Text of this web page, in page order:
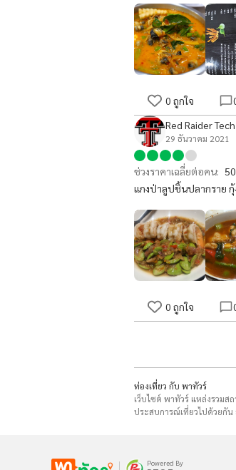
0 ถูกใจ
Red Raider Tech
29 ธันวาคม 2021
ช่วงราคาเฉลี่ยต่อคน:
แกงป่าลูปชิ้นปลากราย
0 ถูกใจ
ท่องเที่ยว กับ พาทัวร์
เว็บไซต์ พาทัวร์ แหล่งรวมส
ประสบการณ์เที่ยวไปด้วยกั
Powered By